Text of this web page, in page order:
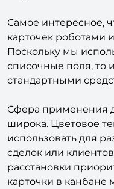
Самое интересное,
карточек роботами
Поскольку мы
списочные поля, то
стандартными
Сфера применения
широка. Цветовое
использовать для
сделок или
расстановки
карточки в канбане